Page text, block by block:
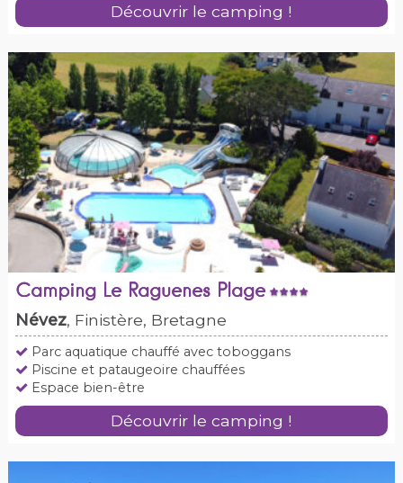
Découvrir le camping !
Camping Le Raguenes Plage
Névez, Finistère, Bretagne
Parc aquatique chauffé avec toboggans
Piscine et pataugeoire chauffées
Espace bien-être
Découvrir le camping !